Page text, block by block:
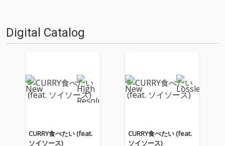
Digital Catalog
CURRY食べたい (feat.
ソイソース)
CURRY食べたい (feat.
ソイソース)